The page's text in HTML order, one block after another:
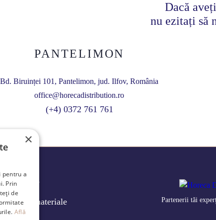
Dacă
nu ezitați să
PANTELIMON
Bd. Biruinței 101, Pantelimon, jud. Ilfov, România
office@horecadistribution.ro
(+4) 0372 761 761
Produse
materiale
Partenerii tăi
×
pentru a
Prin
de
Află